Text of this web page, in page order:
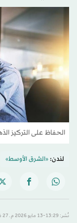
الحفاظ على التركيز
لندن:«الشرق الأوسط»
نُشر: 13:29-13 مايو 2026 م ـ 27 ذو القِعدة 1447 هـ